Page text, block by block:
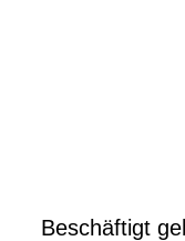
Beschäftigt